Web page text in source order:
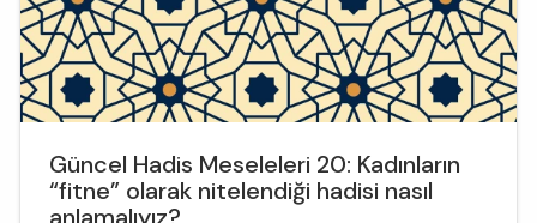
Güncel Hadis Meseleleri 20: Kadınların
“fitne” olarak nitelendiği hadisi nasıl